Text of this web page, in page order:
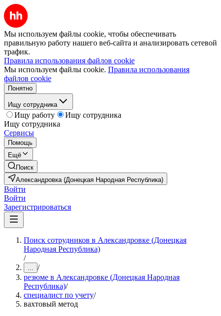
Мы используем файлы cookie, чтобы обеспечивать
правильную работу нашего веб-сайта и анализировать сетевой
трафик.
Правила использования файлов cookie
Мы используем файлы cookie. Правила использования
файлов cookie
Понятно
Ищу сотрудника
Ищу работу
Ищу сотрудника
Ищу сотрудника
Сервисы
Помощь
Ещё
Поиск
Александровка (Донецкая Народная Республика)
Войти
Войти
Зарегистрироваться
Поиск сотрудников в Александровке (Донецкая
Народная Республика)
/
... /
резюме в Александровке (Донецкая Народная
Республика)/
специалист по учету/
вахтовый метод